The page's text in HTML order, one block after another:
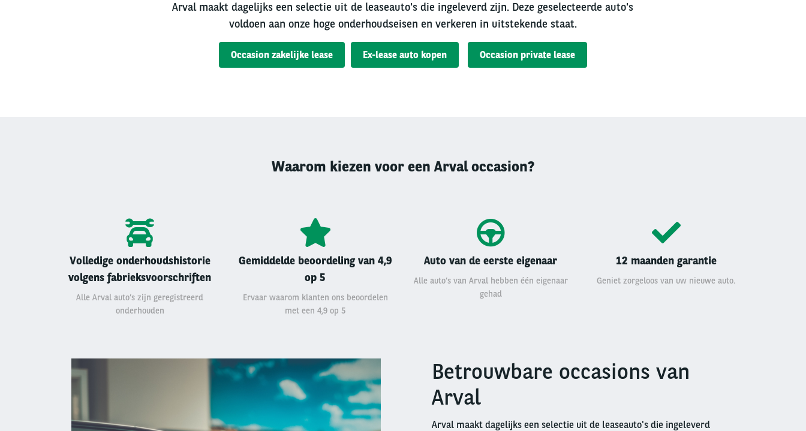
Arval maakt dagelijks een selectie uit de leaseauto's die ingeleverd zijn. Deze geselecteerde auto's
voldoen aan onze hoge onderhoudseisen en verkeren in uitstekende staat.
Occasion zakelijke lease Ex-lease auto kopen Occasion private lease
Waarom kiezen voor een Arval occasion?
Volledige onderhoudshistorie
volgens fabrieksvoorschriften
Alle Arval auto’s zijn geregistreerd
onderhouden
Gemiddelde beoordeling van 4,9
op 5
Ervaar waarom klanten ons beoordelen
met een 4,9 op 5
Auto van de eerste eigenaar
Alle auto’s van Arval hebben één eigenaar
gehad
12 maanden garantie
Geniet zorgeloos van uw nieuwe auto.
column
Right
columnBetrouwbare occasions van
Arval
Arval maakt dagelijks een selectie uit de leaseauto's die ingeleverd